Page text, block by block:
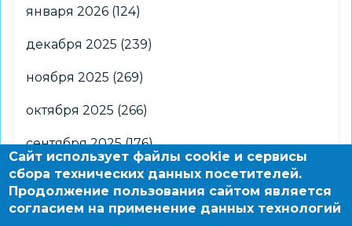
января 2026 (124)
декабря 2025 (239)
ноября 2025 (269)
октября 2025 (266)
сентября 2025(176)
августа 2025(2)
Сайт использует файлы cookie и сервисы
сбора технических данных посетителей.
Продолжение пользования сайтом является
согласием на применение данных технологий